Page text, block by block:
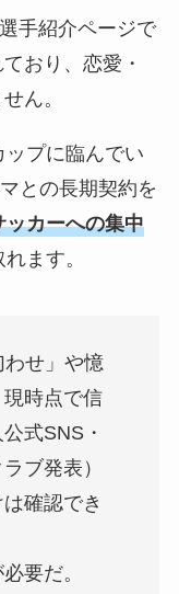
手紹介ページで
おり、恋愛・
ん。
プに臨んでい
との長期契約を
ッカーへの集中
ます。
せ」や憶
時点で信
式SNS・
ブ発表）
確認でき
要だ。